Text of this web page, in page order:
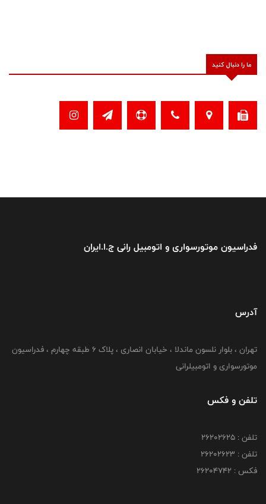
ما را دنبال کنید
فدراسیون موتورسواری و اتومبیل رانی ج.ا.ایران
آدرس
تهران ، بلوار نلسون ماندلا ، خیابان انصاری ، پلاک ۶ طبقه چهارم ، فدراسیون
موتورسواری و اتومبیلرانی
تلفن و فکس
تلفن : ۲۶۲۰۲۶۲۵
تلفن : ۲۶۲۰۲۶۲۳
فکس : ۲۶۲۰۴۷۴۲